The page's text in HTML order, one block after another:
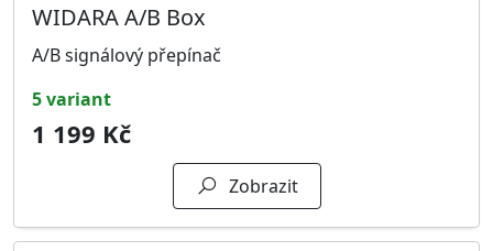
WIDARA A/B Box
A/B signálový přepínač
5 variant
1 199 Kč
Zobrazit